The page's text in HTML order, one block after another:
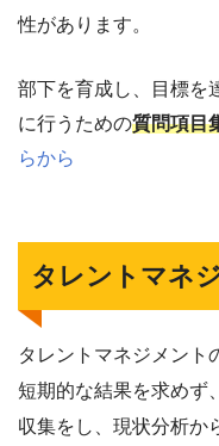
性があります。
部下を育成し、目標を
に行うための質問項目
らから
タレントマネ
タレントマネジメント
短期的な結果を求めず
収集をし、現状分析か